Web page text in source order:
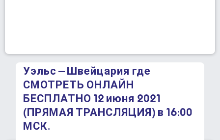
Уэльс – Швейцария где
СМОТРЕТЬ ОНЛАЙН
БЕСПЛАТНО 12 июня 2021
(ПРЯМАЯ ТРАНСЛЯЦИЯ) в 16:00
МСК.